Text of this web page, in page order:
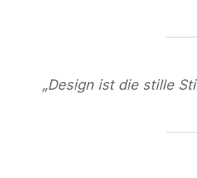
„Design ist die stille